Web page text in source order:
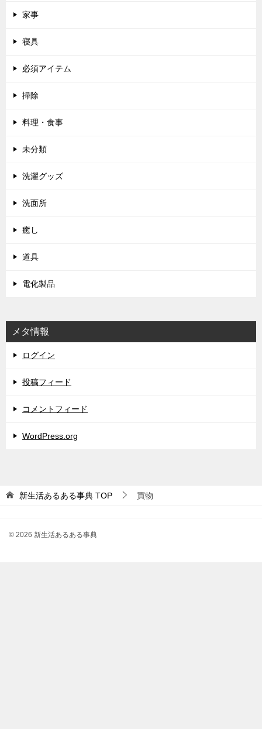
家事
寝具
必須アイテム
掃除
料理・食事
未分類
洗濯グッズ
洗面所
癒し
道具
電化製品
メタ情報
ログイン
投稿フィード
コメントフィード
WordPress.org
新生活あるある事典 TOP 買物
© 2026 新生活あるある事典